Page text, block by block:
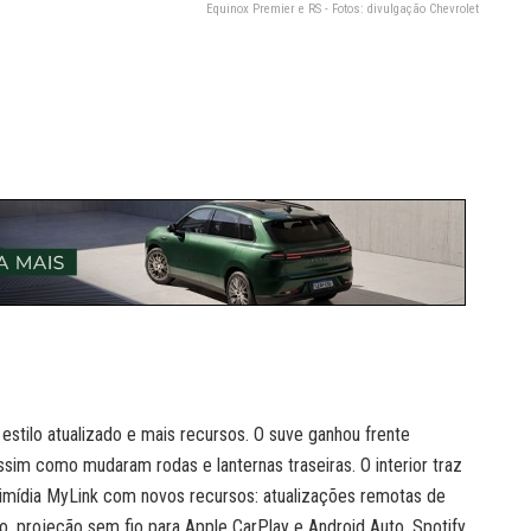
Equinox Premier e RS - Fotos: divulgação Chevrolet
atualizado e mais recursos. O suve ganhou frente
como mudaram rodas e lanternas traseiras. O interior traz
MyLink com novos recursos: atualizações remotas de